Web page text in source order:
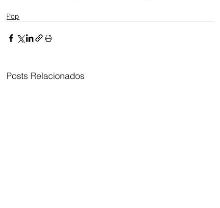
Pop
Posts Relacionados